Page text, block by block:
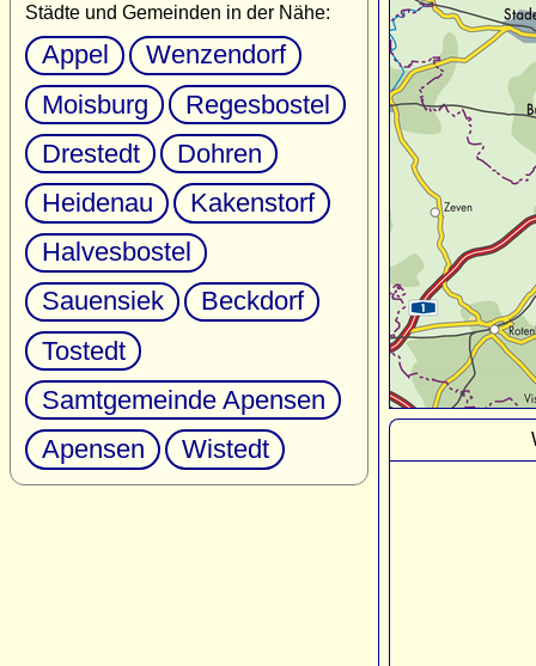
Städte und Gemeinden in der Nähe:
Appel
Wenzendorf
Moisburg
Regesbostel
Drestedt
Dohren
Heidenau
Kakenstorf
Halvesbostel
Sauensiek
Beckdorf
Tostedt
Samtgemeinde Apensen
Apensen
Wistedt